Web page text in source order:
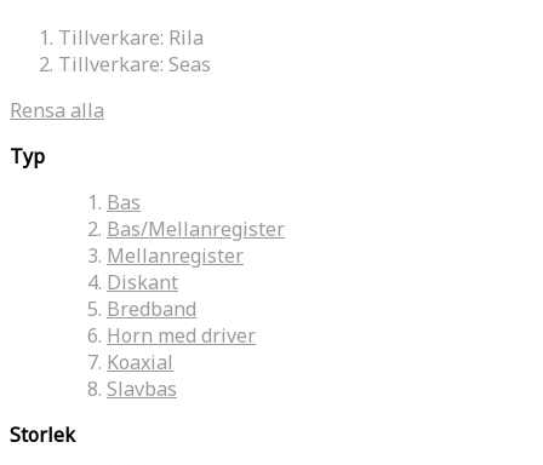
Tillverkare: Rila
Tillverkare: Seas
Rensa alla
Typ
Bas
Bas/Mellanregister
Mellanregister
Diskant
Bredband
Horn med driver
Koaxial
Slavbas
Storlek